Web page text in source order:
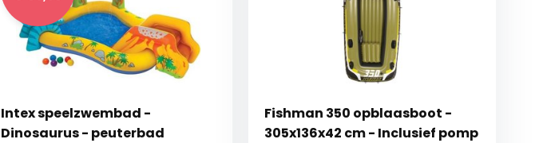
Intex speelzwembad -
Dinosaurus - peuterbad
Fishman 350 opblaasboot -
305x136x42 cm - Inclusief pomp